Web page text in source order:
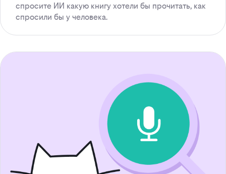
спросите ИИ какую книгу хотели бы прочитать, как
спросили бы у человека.